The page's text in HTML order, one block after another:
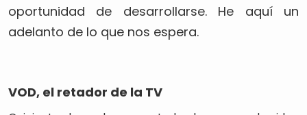
oportunidad de desarrollarse. He aquí un
adelanto de lo que nos espera.
VOD, el retador de la TV